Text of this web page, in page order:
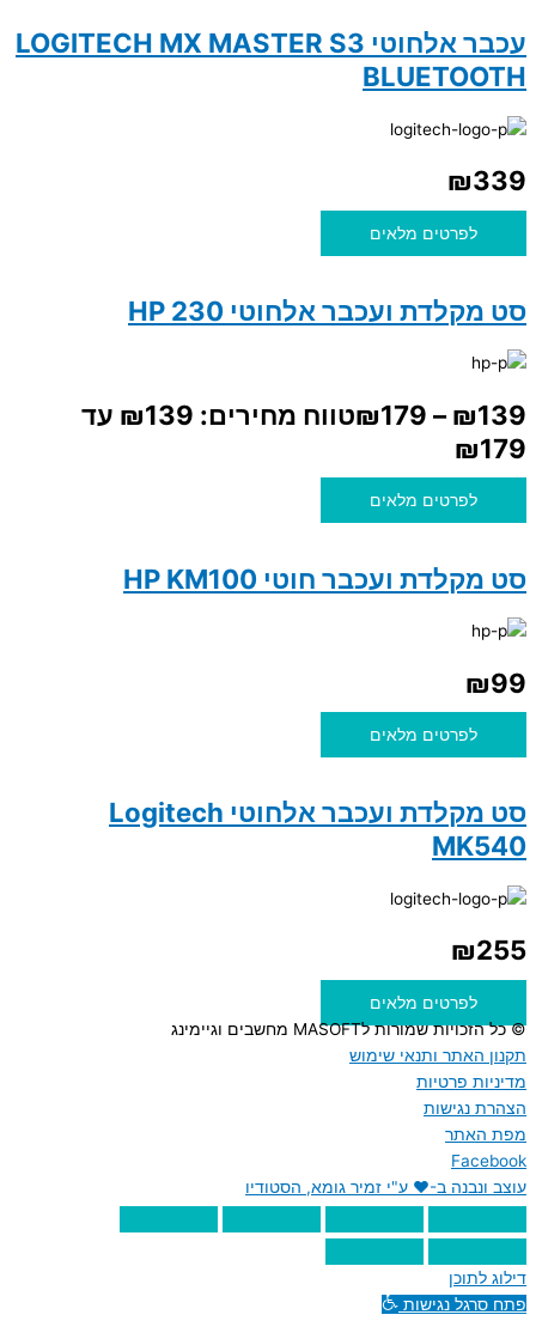
עכבר אלחוטי LOGITECH MX MASTER S3
BLUETOOTH
₪339
לפרטים מלאים
סט מקלדת ועכבר אלחוטי HP 230
₪139
–
₪179
טווח מחירים: ⁦₪139⁩ עד
לפרטים מלאים
סט מקלדת ועכבר חוטי HP KM100
₪99
לפרטים מלאים
סט מקלדת ועכבר אלחוטי Logitech
MK540
₪255
לפרטים מלאים
© כל הזכויות שמורות לMASOFT מחשבים וגיימינג
תקנון האתר ותנאי שימוש
מדיניות פרטיות
הצהרת נגישות
מפת האתר
Facebook
עוצב ונבנה ב-♥︎ ע"י זמיר גומא, הסטודיו
דילוג לתוכן
פתח סרגל נגישות